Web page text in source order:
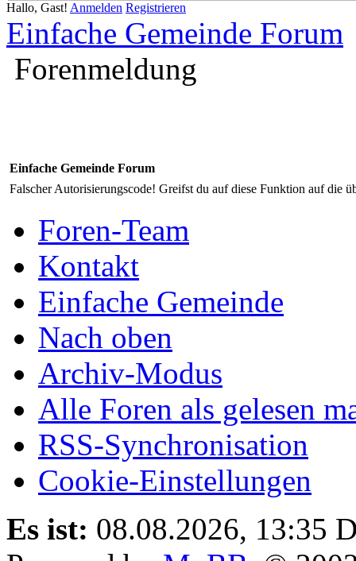
Hallo, Gast! Anmelden Registrieren
Einfache Gemeinde Forum
Forenmeldung
Einfache Gemeinde Forum
Falscher Autorisierungscode! Greifst du auf diese Funktion auf die
Foren-Team
Kontakt
Einfache Gemeinde
Nach oben
Archiv-Modus
Alle Foren als gelesen
RSS-Synchronisation
Cookie-Einstellungen
Es ist: 08.08.2026, 13:35